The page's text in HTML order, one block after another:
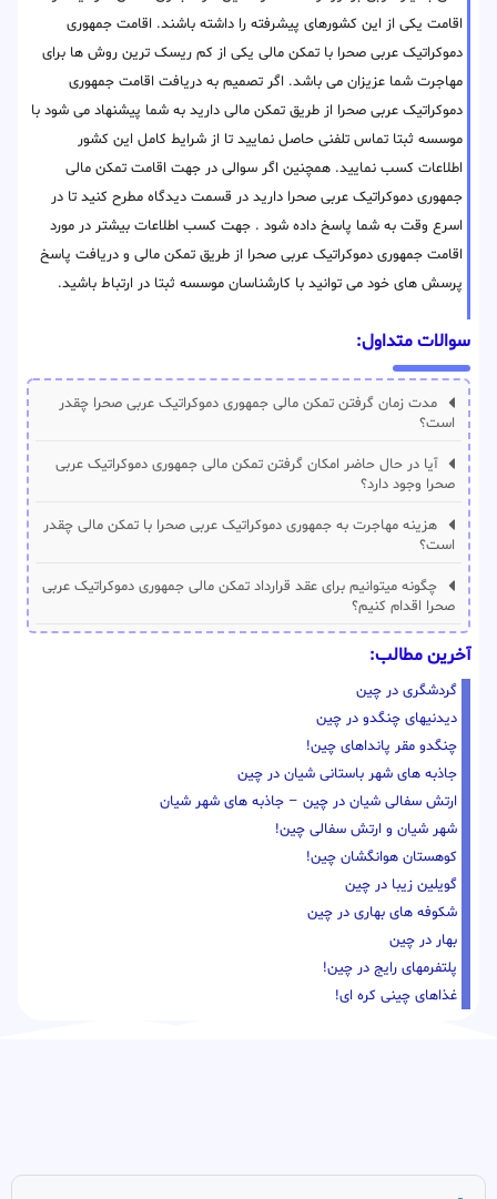
اقامت یکی از این کشورهای پیشرفته را داشته باشند. اقامت جمهوری
دموکراتیک عربی صحرا با تمکن مالی یکی از کم ریسک ترین روش ها برای
مهاجرت شما عزیزان می باشد. اگر تصمیم به دریافت اقامت جمهوری
دموکراتیک عربی صحرا از طریق تمکن مالی دارید به شما پیشنهاد می شود با
موسسه ثبتا تماس تلفنی حاصل نمایید تا از شرایط کامل این کشور
اطلاعات کسب نمایید. همچنین اگر سوالی در جهت اقامت تمکن مالی
جمهوری دموکراتیک عربی صحرا دارید در قسمت دیدگاه مطرح کنید تا در
اسرع وقت به شما پاسخ داده شود . جهت کسب اطلاعات بیشتر در مورد
اقامت جمهوری دموکراتیک عربی صحرا از طریق تمکن مالی و دریافت پاسخ
پرسش های خود می توانید با کارشناسان موسسه ثبتا در ارتباط باشید.
سوالات متداول:
مدت زمان گرفتن تمکن مالی جمهوری دموکراتیک عربی صحرا چقدر
است؟
آیا در حال حاضر امکان گرفتن تمکن مالی جمهوری دموکراتیک عربی
صحرا وجود دارد؟
هزینه مهاجرت به جمهوری دموکراتیک عربی صحرا با تمکن مالی چقدر
است؟
چگونه میتوانیم برای عقد قرارداد تمکن مالی جمهوری دموکراتیک عربی
صحرا اقدام کنیم؟
آخرین مطالب:
گردشگری در چین
دیدنیهای چنگدو در چین
چنگدو مقر پانداهای چین!
جاذبه های شهر باستانی شیان در چین
ارتش سفالی شیان در چین – جاذبه های شهر شیان
شهر شیان و ارتش سفالی چین!
کوهستان هوانگشان چین!
گویلین زیبا در چین
شکوفه های بهاری در چین
بهار در چین
پلتفرمهای رایج در چین!
غذاهای چینی کره ای!